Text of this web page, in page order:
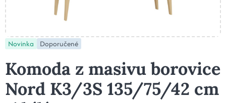
Novinka Doporučené
Komoda z masivu borovice
Nord K3/3S 135/75/42 cm